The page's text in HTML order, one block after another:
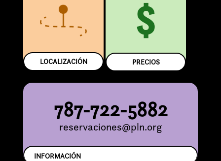
LOCALIZACIÓN
$
PRECIOS
787-722-5882
reservaciones@pln.org
INFORMACIÓN